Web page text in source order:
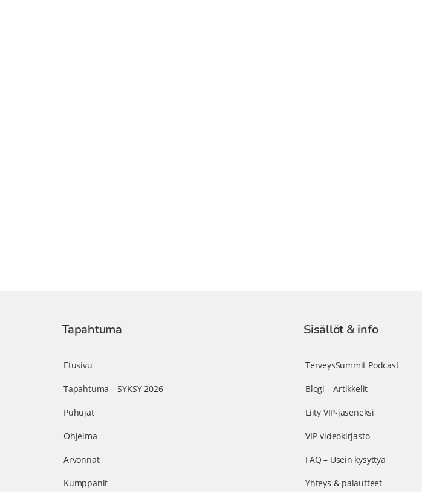
Tapahtuma
Etusivu
Tapahtuma – SYKSY 2026
Puhujat
Ohjelma
Arvonnat
Kumppanit
Sisällöt & info
TerveysSummit Podcast
Blogi – Artikkelit
Liity VIP-jäseneksi
VIP-videokirjasto
FAQ – Usein kysyttyä
Yhteys & palautteet